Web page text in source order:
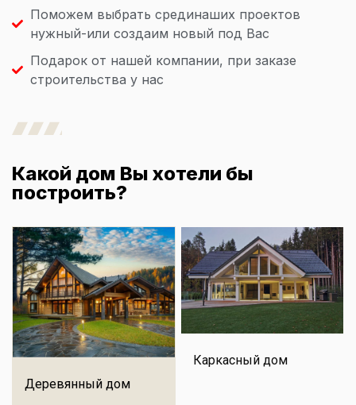
Поможем выбрать срединаших проектов
нужный-или создаим новый под Вас
Подарок от нашей компании, при заказе
строительства у нас
Какой дом Вы хотели бы
построить?
Деревянный дом
Каркасный дом